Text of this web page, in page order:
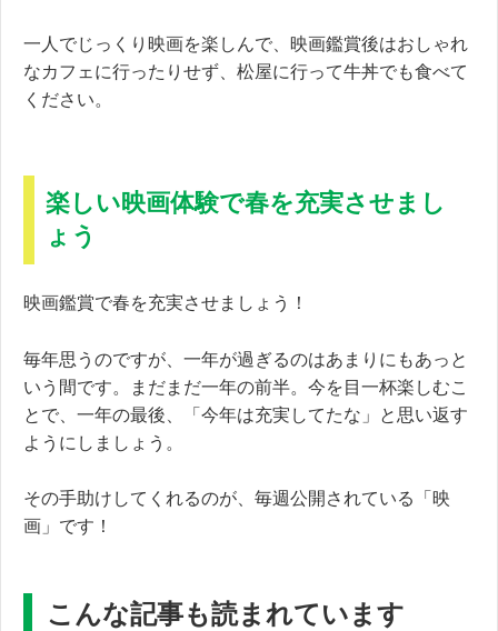
一人でじっくり映画を楽しんで、映画鑑賞後はおしゃれ
なカフェに行ったりせず、松屋に行って牛丼でも食べて
ください。
楽しい映画体験で春を充実させまし
ょう
映画鑑賞で春を充実させましょう！
毎年思うのですが、一年が過ぎるのはあまりにもあっと
いう間です。まだまだ一年の前半。今を目一杯楽しむこ
とで、一年の最後、「今年は充実してたな」と思い返す
ようにしましょう。
その手助けしてくれるのが、毎週公開されている「映
画」です！
こんな記事も読まれています